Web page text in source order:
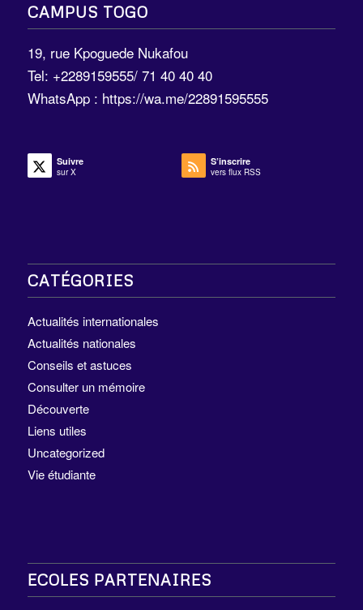
CAMPUS TOGO
19, rue Kpoguede Nukafou
Tel: +2289159555/ 71 40 40 40
WhatsApp : https://wa.me/22891595555
Suivre
sur X
S’inscrire
vers flux RSS
CATÉGORIES
Actualités internationales
Actualités nationales
Conseils et astuces
Consulter un mémoire
Découverte
Liens utiles
Uncategorized
Vie étudiante
ECOLES PARTENAIRES